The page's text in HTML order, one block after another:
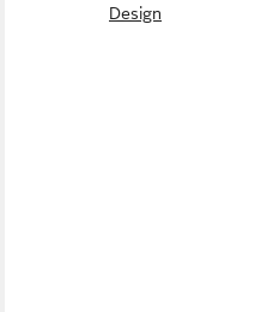
Design